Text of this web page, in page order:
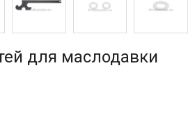
для маслодавки